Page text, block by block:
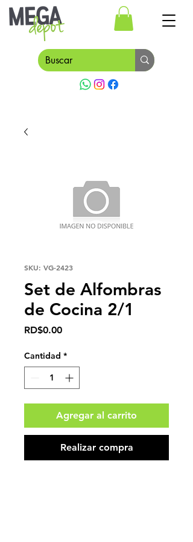
SKU: VG-2423
Set de Alfombras
de Cocina 2/1
RD$0.00Precio
Cantidad *
Agregar al carrito
Realizar compra